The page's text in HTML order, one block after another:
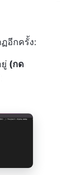
อีกครั้ง:
(กด